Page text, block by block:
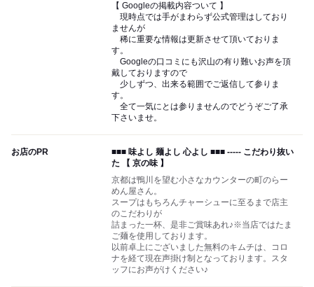
【 Googleの掲載内容ついて 】
現時点では手がまわらず公式管理はしており
ませんが
稀に重要な情報は更新させて頂いておりま
す。
Googleの口コミにも沢山の有り難いお声を頂
戴しておりますので
少しずつ、出来る範囲でご返信して参りま
す。
全て一気にとは参りませんのでどうぞご了承
下さいませ。
お店のPR
■■■ 味よし 麺よし 心よし ■■■ ----- こだわり抜い
た 【 京の味 】
京都は鴨川を望む小さなカウンターの町のらー
めん屋さん。
スープはもちろんチャーシューに至るまで店主
のこだわりが
詰まった一杯、是非ご賞味あれ♪※当店ではたま
ご麺を使用しております。
以前卓上にございました無料のキムチは、コロ
ナを経て現在声掛け制となっております。スタ
ッフにお声がけください♪